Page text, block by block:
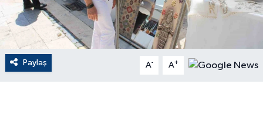
Paylaş A- A+
EKONOMİ
English News
Finans